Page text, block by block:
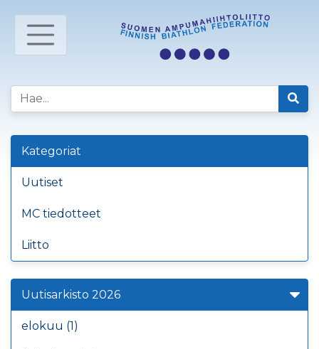
Kategoriat
Uutiset
MC tiedotteet
Liitto
Uutisarkisto 2026
elokuu (1)